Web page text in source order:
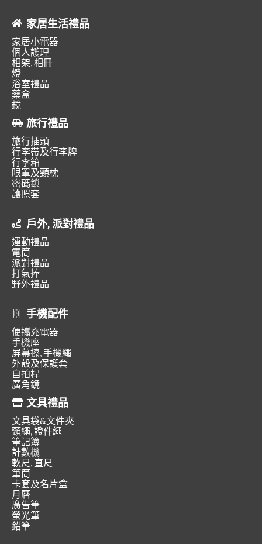
家居生活禮品
家居小電器
個人護理
相架, 相冊
燈
浴室禮品
藥盒
鏡
旅行禮品
旅行插頭
行李帶及行李牌
行李箱
眼罩及頸枕
密碼鎖
護照套
戶外, 派對禮品
運動禮品
電筒
派對禮品
打氣捧
野外禮品
手機配件
便攜充電器
手機座
屏幕擦, 手機繩
外殼及保護套
自拍桿
廣角鏡
文具禮品
文具袋&文件夾
頸繩, 證件繩
筆記簿
計數機
軟尺, 直尺
筆筒
卡套及名片盒
月曆
廣告筆
螢光筆
鉛筆